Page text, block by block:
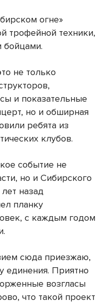
огне»
трофейной техники,
бойцами.
не только
и показательные
но и обширная
ребята из
клубов.
событие не
но и Сибирского
назад
планку
с каждым годом
сюда приезжаю,
единения. Приятно
возгласы
что такой проект